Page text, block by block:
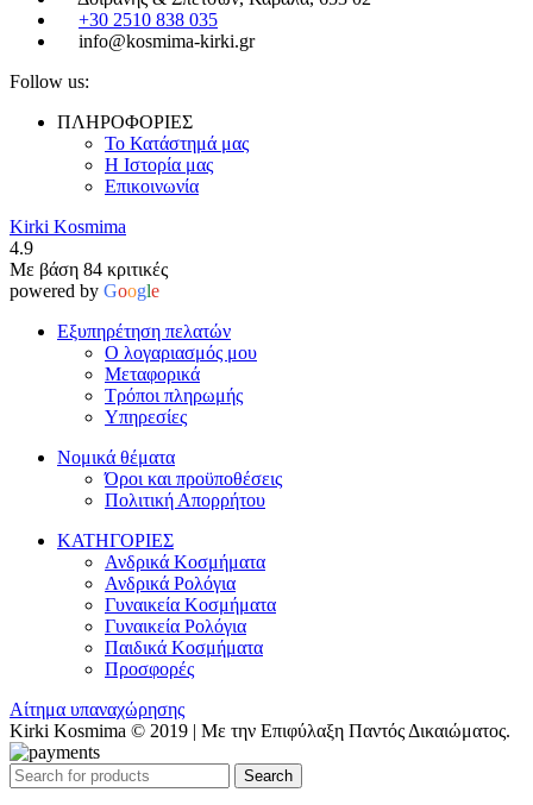
+30 2510 838 035
info@kosmima-kirki.gr
Follow us:
ΠΛΗΡΟΦΟΡΙΕΣ
Το Κατάστημά μας
Η Ιστορία μας
Επικοινωνία
Kirki Kosmima
4.9
Με βάση 84 κριτικές
powered by Google
Εξυπηρέτηση πελατών
Ο λογαριασμός μου
Μεταφορικά
Τρόποι πληρωμής
Υπηρεσίες
Νομικά θέματα
Όροι και προϋποθέσεις
Πολιτική Απορρήτου
ΚΑΤΗΓΟΡΙΕΣ
Ανδρικά Κοσμήματα
Ανδρικά Ρολόγια
Γυναικεία Κοσμήματα
Γυναικεία Ρολόγια
Παιδικά Κοσμήματα
Προσφορές
Αίτημα υπαναχώρησης
Kirki Kosmima © 2019 | Με την Επιφύλαξη Παντός Δικαιώματος.
Search